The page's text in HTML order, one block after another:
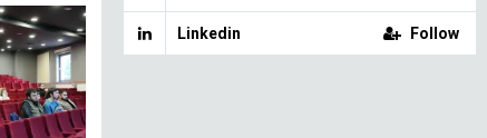
Linkedin Follow